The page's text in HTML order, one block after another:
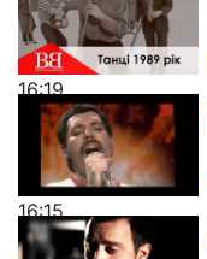
16:19
16:15